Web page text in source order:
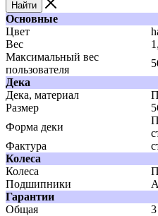
Найти
Основные
Цвет
Вес
Максимальный вес
пользователя
Дека
Дека, материал
Размер
Форма деки
Фактура
Колеса
Колеса
Подшипники
Гарантии
Общая